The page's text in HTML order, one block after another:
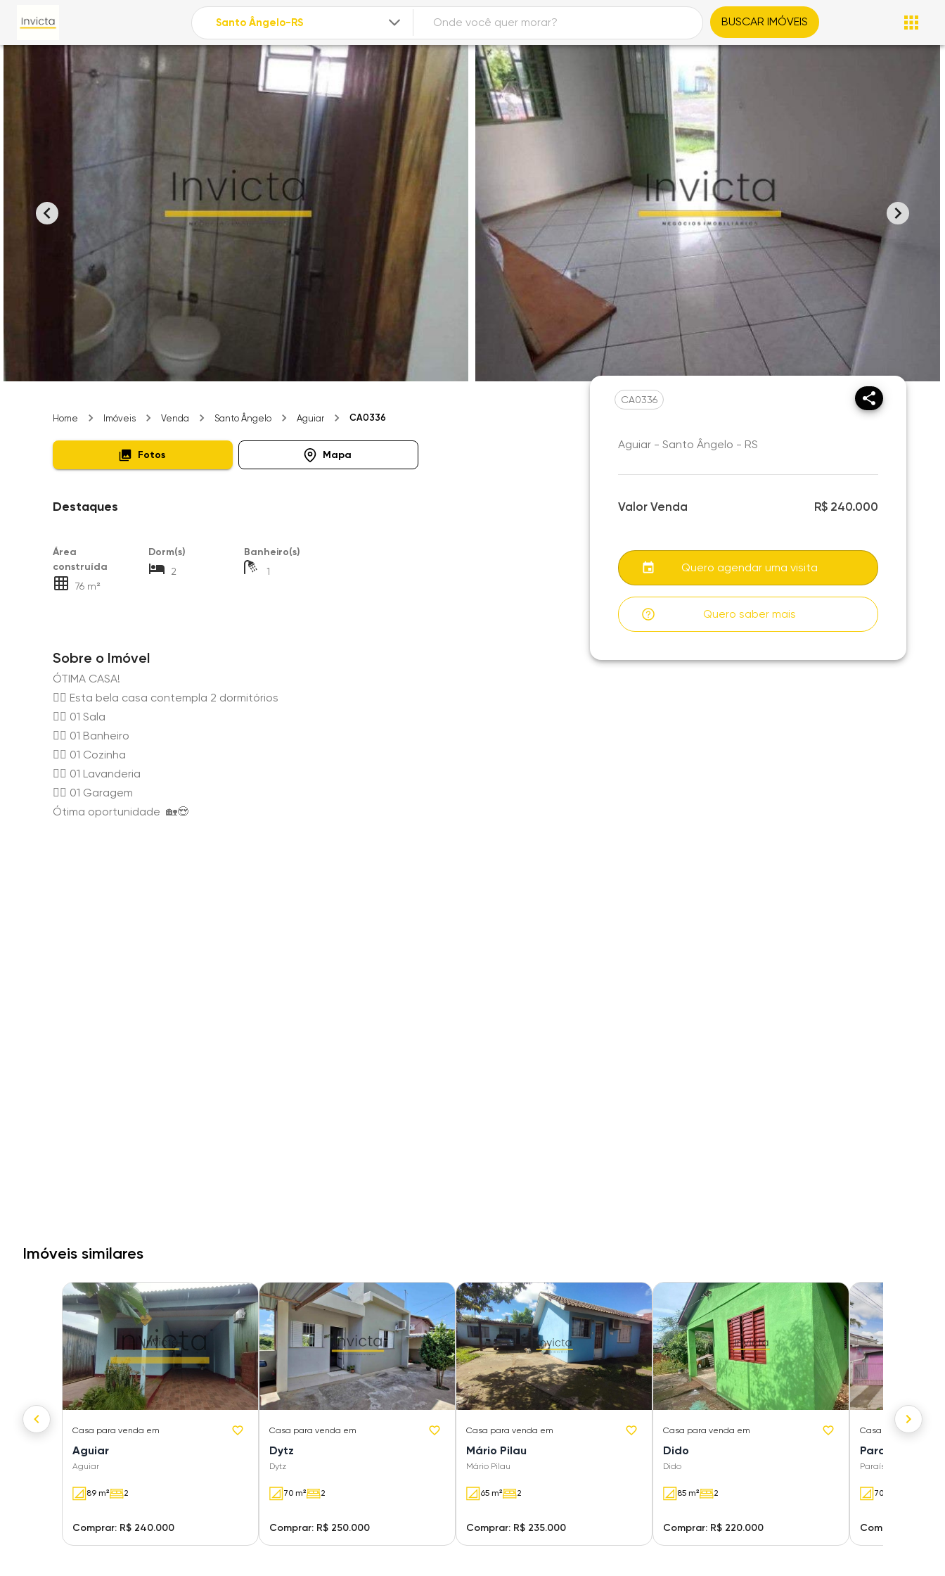
BUSCAR IMÓVEIS
Home Imóveis Venda Santo Ângelo Aguiar CA0336
Fotos Mapa
Destaques
Área
construída
76 m²
Dorm(s)
2
Banheiro(s)
1
Sobre o Imóvel
ÓTIMA CASA!
👉🏻 Esta bela casa contempla 2 dormitórios
👉🏻 01 Sala
👉🏻 01 Banheiro
👉🏻 01 Cozinha
👉🏻 01 Lavanderia
👉🏻 01 Garagem
Ótima oportunidade 🏡😍
CA0336
Aguiar - Santo Ângelo - RS
Valor Venda R$ 240.000
Quero agendar uma visita
Quero saber mais
Imóveis similares
Casa para venda em
Aguiar
Aguiar
89 m² 2
Comprar: R$ 240.000
Casa para venda em
Dytz
Dytz
70 m² 2
Comprar: R$ 250.000
Casa para venda em
Mário Pilau
Mário Pilau
65 m² 2
Comprar: R$ 235.000
Casa para venda em
Dido
Dido
85 m² 2
Comprar: R$ 220.000
Casa para venda
Paraíso
Paraíso
70 m²
Comprar: R$